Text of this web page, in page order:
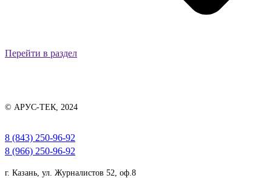
Перейти в раздел
© АРУС-ТЕК, 2024
8 (843) 250-96-92
8 (966) 250-96-92
г. Казань, ул. Журналистов 52, оф.8